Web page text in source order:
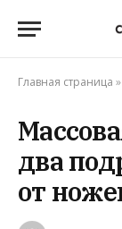
Главная страница »
два
от